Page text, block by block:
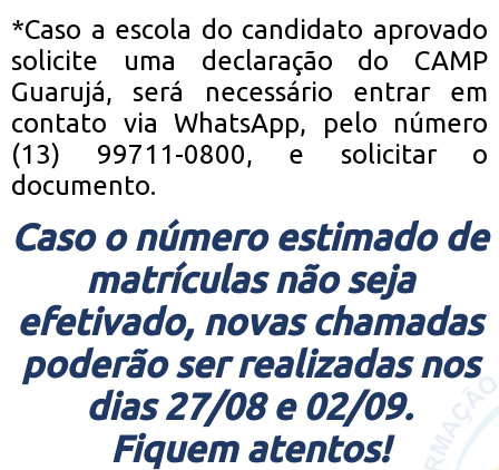
*Caso a escola do candidato aprovado
solicite uma declaração do CAMP
Guarujá, será necessário entrar em
contato via WhatsApp, pelo número
(13) 99711-0800, e solicitar o
documento.
Caso o número estimado de
matrículas não seja
efetivado, novas chamadas
poderão ser realizadas nos
dias 27/08 e 02/09.
Fiquem atentos!